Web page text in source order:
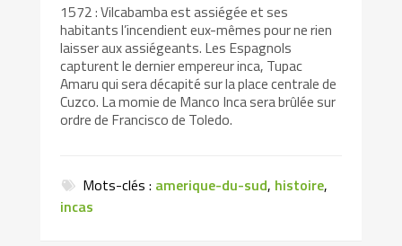
1572 : Vilcabamba est assiégée et ses
habitants l’incendient eux-mêmes pour ne rien
laisser aux assiégeants. Les Espagnols
capturent le dernier empereur inca, Tupac
Amaru qui sera décapité sur la place centrale de
Cuzco. La momie de Manco Inca sera brûlée sur
ordre de Francisco de Toledo.
Mots-clés : amerique-du-sud, histoire,
incas